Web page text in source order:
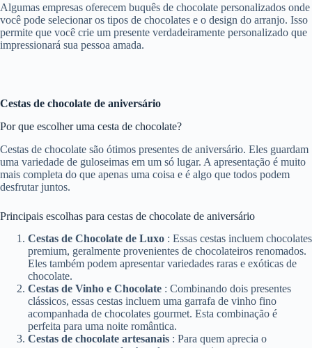
Algumas empresas oferecem buquês de chocolate personalizados onde
você pode selecionar os tipos de chocolates e o design do arranjo. Isso
permite que você crie um presente verdadeiramente personalizado que
impressionará sua pessoa amada.
Cestas de chocolate de aniversário
Por que escolher uma cesta de chocolate?
Cestas de chocolate são ótimos presentes de aniversário. Eles guardam
uma variedade de guloseimas em um só lugar. A apresentação é muito
mais completa do que apenas uma coisa e é algo que todos podem
desfrutar juntos.
Principais escolhas para cestas de chocolate de aniversário
Cestas de Chocolate de Luxo : Essas cestas incluem chocolates
premium, geralmente provenientes de chocolateiros renomados.
Eles também podem apresentar variedades raras e exóticas de
chocolate.
Cestas de Vinho e Chocolate : Combinando dois presentes
clássicos, essas cestas incluem uma garrafa de vinho fino
acompanhada de chocolates gourmet. Esta combinação é
perfeita para uma noite romântica.
Cestas de chocolate artesanais : Para quem aprecia o